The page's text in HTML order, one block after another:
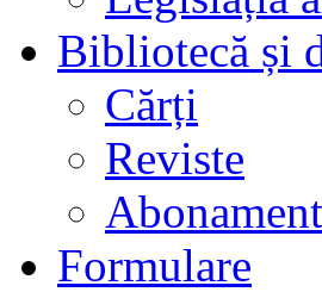
Bibliotecă și
Cărți
Reviste
Formulare